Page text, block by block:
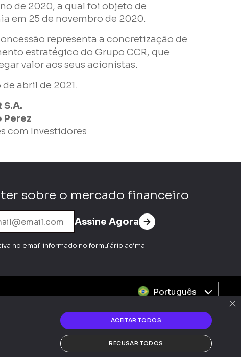
de 2020, a qual foi objeto de
em 25 de novembro de 2020.
representa a concretização de
estratégico do Grupo CCR, que
valor aos seus acionistas.
de abril de 2021.
S.A.
Perez
com Investidores
sobre o mercado financeiro
Assine Agora
no email informado no formulário acima.
Português
070 • © 2025
Powered by MZ
×
ACEITAR TODOS
RECUSAR TODOS